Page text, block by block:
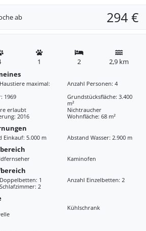
ab 294 €
1 2
2,9 km
maximal:
Anzahl Personen: 4
1969
Grundstücksfläche: 3.400
m²
erlaubt
Nichtraucher
2016
Wohnfläche: 68 m²
Einkauf: 5.000 m Abstand Wasser: 2.900 m
Kaminofen
1
Anzahl Einzelbetten: 2
2
Kühlschrank